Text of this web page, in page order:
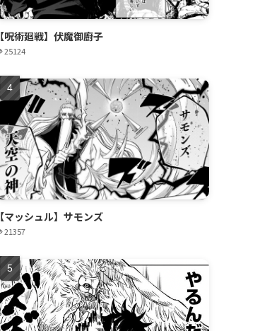
【呪術廻戦】伏魔御廚子
25124
【マッシュル】サモンズ
21357